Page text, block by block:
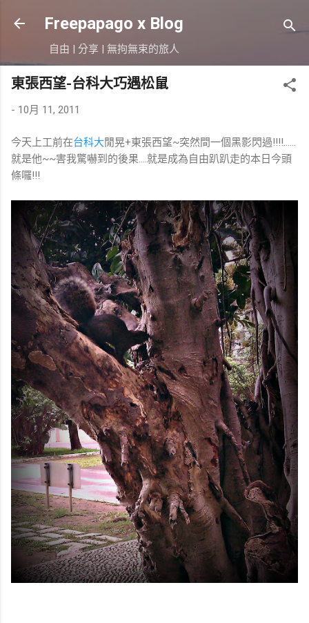
跳到主要內容
Freepapago x Blog
自由 | 分享 | 無拘無束的旅人
東張西望-台科大巧遇松鼠
- 10月 11, 2011
今天上工前在台科大閒晃+東張西望~突然間一個黑影閃過!!!!......
就是他~~害我驚嚇到的後果....就是成為自由趴趴走的本日今頭
條囉!!!